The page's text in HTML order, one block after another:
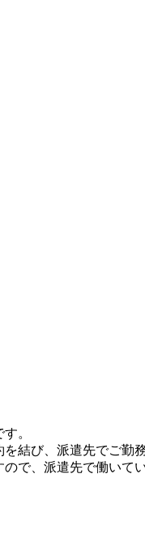
。
結び、派遣先でご勤
で、派遣先で働いて